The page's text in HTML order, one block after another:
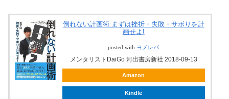
倒れない計画術:まずは挫折・失敗・サボりを計
画せよ!
posted with ヨメレバ
メンタリストDaiGo 河出書房新社 2018-09-13
Amazon
Kindle